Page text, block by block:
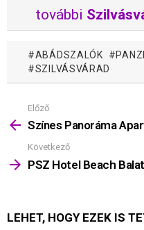
további
ABÁDSZALÓK
SZILVÁSVÁRAD
Mutass
többet
Előző
Színes Panoráma
Következő
PSZ Hotel Beach
LEHET, HOGY EZEK IS